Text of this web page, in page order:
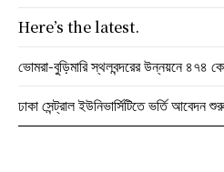
Here’s the latest.
ভোমরা-বুড়িমারি স্থলবন্দরের উন্নয়নে ৪৭৪
ঢাকা সেন্ট্রাল ইউনিভার্সিটিতে ভর্তি আবেদন শুরু